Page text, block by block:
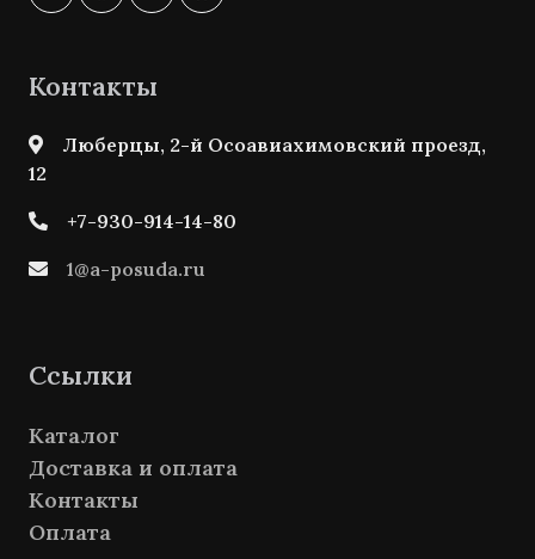
Контакты
Люберцы, 2-й Осоавиахимовский проезд,
12
+7-930-914-14-80
1@a-posuda.ru
Ссылки
Каталог
Доставка и оплата
Контакты
Оплата